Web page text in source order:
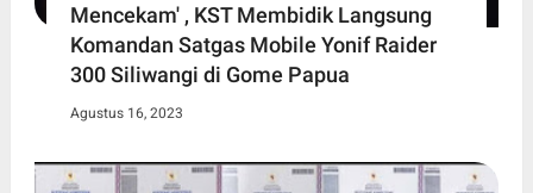
Mencekam' , KST Membidik Langsung
Komandan Satgas Mobile Yonif Raider
300 Siliwangi di Gome Papua
Agustus 16, 2023